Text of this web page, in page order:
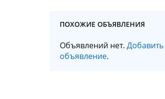
ПОХОЖИЕ ОБЪЯВЛЕНИЯ
Объявлений нет. Добавить
объявление.